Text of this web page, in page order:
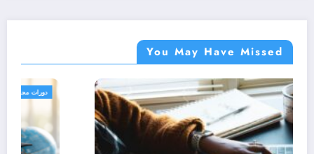
You May Have Missed
دورات مجانية